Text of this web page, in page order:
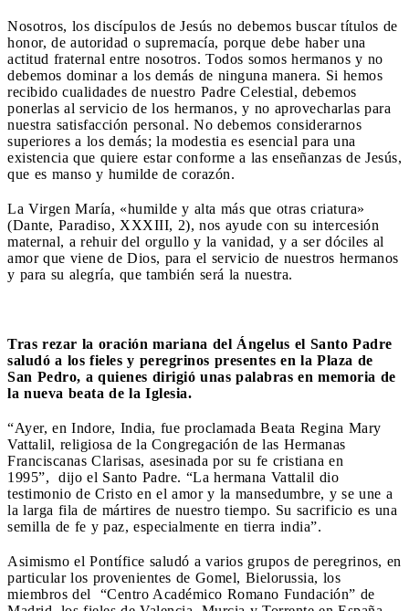
Nosotros, los discípulos de Jesús no debemos buscar títulos de
honor, de autoridad o supremacía, porque debe haber una
actitud fraternal entre nosotros. Todos somos hermanos y no
debemos dominar a los demás de ninguna manera. Si hemos
recibido cualidades de nuestro Padre Celestial, debemos
ponerlas al servicio de los hermanos, y no aprovecharlas para
nuestra satisfacción personal. No debemos considerarnos
superiores a los demás; la modestia es esencial para una
existencia que quiere estar conforme a las enseñanzas de Jesús,
que es manso y humilde de corazón.
La Virgen María, «humilde y alta más que otras criatura»
(Dante, Paradiso, XXXIII, 2), nos ayude con su intercesión
maternal, a rehuir del orgullo y la vanidad, y a ser dóciles al
amor que viene de Dios, para el servicio de nuestros hermanos
y para su alegría, que también será la nuestra.
Tras rezar la oración mariana del Ángelus el Santo Padre
saludó a los fieles y peregrinos presentes en la Plaza de
San Pedro, a quienes dirigió unas palabras en memoria de
la nueva beata de la Iglesia.
“Ayer, en Indore, India, fue proclamada Beata Regina Mary
Vattalil, religiosa de la Congregación de las Hermanas
Franciscanas Clarisas, asesinada por su fe cristiana en
1995”, dijo el Santo Padre. “La hermana Vattalil dio
testimonio de Cristo en el amor y la mansedumbre, y se une a
la larga fila de mártires de nuestro tiempo. Su sacrificio es una
semilla de fe y paz, especialmente en tierra india”.
Asimismo el Pontífice saludó a varios grupos de peregrinos, en
particular los provenientes de Gomel, Bielorussia, los
miembros del “Centro Académico Romano Fundación” de